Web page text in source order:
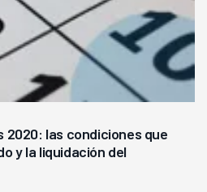
2020: las condiciones que
y la liquidación del